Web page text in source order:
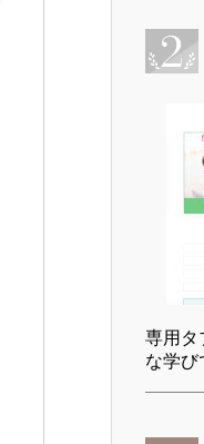
専用タ
な学び